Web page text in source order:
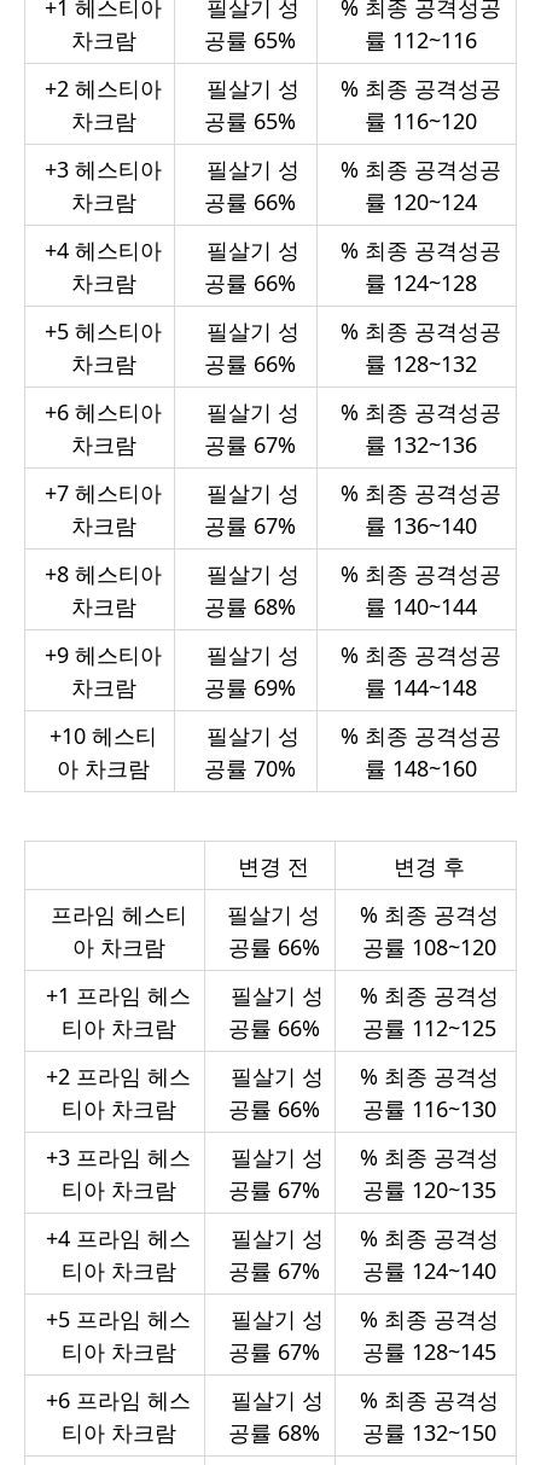
+1 헤스티아
차크람
필살기 성
공률 65%
% 최종 공격성공
률 112~116
+2 헤스티아
차크람
필살기 성
공률 65%
% 최종 공격성공
률 116~120
+3 헤스티아
차크람
필살기 성
공률 66%
% 최종 공격성공
률 120~124
+4 헤스티아
차크람
필살기 성
공률 66%
% 최종 공격성공
률 124~128
+5 헤스티아
차크람
필살기 성
공률 66%
% 최종 공격성공
률 128~132
+6 헤스티아
차크람
필살기 성
공률 67%
% 최종 공격성공
률 132~136
+7 헤스티아
차크람
필살기 성
공률 67%
% 최종 공격성공
률 136~140
+8 헤스티아
차크람
필살기 성
공률 68%
% 최종 공격성공
률 140~144
+9 헤스티아
차크람
필살기 성
공률 69%
% 최종 공격성공
률 144~148
+10 헤스티
아 차크람
필살기 성
공률 70%
% 최종 공격성공
률 148~160
변경 전
변경 후
프라임 헤스티
아 차크람
필살기 성
공률 66%
% 최종 공격성
공률 108~120
+1 프라임 헤스
티아 차크람
필살기 성
공률 66%
% 최종 공격성
공률 112~125
+2 프라임 헤스
티아 차크람
필살기 성
공률 66%
% 최종 공격성
공률 116~130
+3 프라임 헤스
티아 차크람
필살기 성
공률 67%
% 최종 공격성
공률 120~135
+4 프라임 헤스
티아 차크람
필살기 성
공률 67%
% 최종 공격성
공률 124~140
+5 프라임 헤스
티아 차크람
필살기 성
공률 67%
% 최종 공격성
공률 128~145
+6 프라임 헤스
티아 차크람
필살기 성
공률 68%
% 최종 공격성
공률 132~150